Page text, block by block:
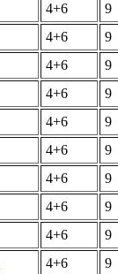
4+6
9
4+6
9
4+6
9
4+6
9
4+6
9
4+6
9
4+6
9
4+6
9
4+6
9
4+6 9